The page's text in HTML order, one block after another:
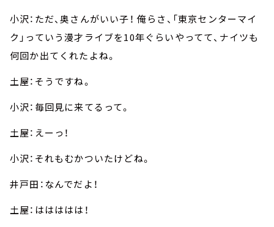
小沢：ただ、奥さんがいい子！ 俺らさ、「東京センターマイ
ク」っていう漫才ライブを10年ぐらいやってて、ナイツも
何回か出てくれたよね。
土屋：そうですね。
小沢：毎回見に来てるって。
土屋：えーっ！
小沢：それもむかついたけどね。
井戸田：なんでだよ！
土屋：ははははは！